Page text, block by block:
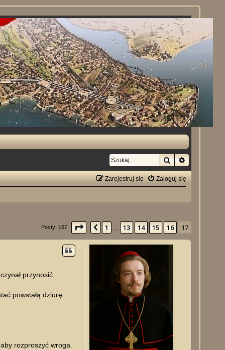
Szukaj
Zaloguj się
Zarejestruj się
Posty: 167 Strona17z 17
Poprzednia
1 13 14 15 16 17
przynosić
powstałą dziurę
rozproszyć wroga.